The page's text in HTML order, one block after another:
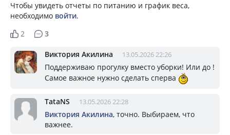
Чтобы увидеть отчеты по питанию и график веса,
необходимо войти.
2
3
Виктория Акилина 13.05.2026 22:26
Поддерживаю прогулку вместо уборки! Или до !
Самое важное нужно сделать сперва
TataNS 13.05.2026 22:28
Виктория Акилина, точно. Выбираем, что
важнее.